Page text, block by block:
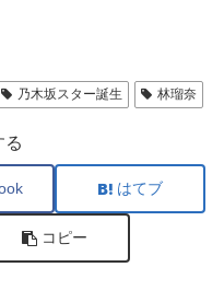
乃木坂スター誕生 林瑠奈
る
はてブ
コピー